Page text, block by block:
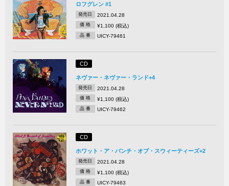
ロフグレン #1
発売日 2021.04.28
価 格 ¥1,100 (税込)
品 番 UICY-79461
CD
ネヴァー・ネヴァー・ランド+4
発売日 2021.04.28
価 格 ¥1,100 (税込)
品 番 UICY-79462
CD
ホワット・ア・バンチ・オブ・スウィーティーズ+2
発売日 2021.04.28
価 格 ¥1,100 (税込)
品 番 UICY-79463